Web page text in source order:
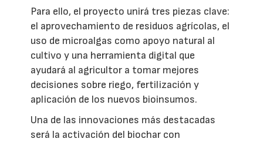
Para ello, el proyecto unirá tres piezas clave:
el aprovechamiento de residuos agrícolas, el
uso de microalgas como apoyo natural al
cultivo y una herramienta digital que
ayudará al agricultor a tomar mejores
decisiones sobre riego, fertilización y
aplicación de los nuevos bioinsumos.
Una de las innovaciones más destacadas
será la activación del biochar con